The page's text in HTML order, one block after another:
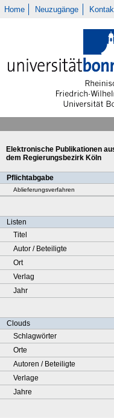
Home Neuzugänge
Elektronische Publikationen
dem Regierungsbezirk Köln
Pflichtabgabe
Ablieferungsverfahren
Listen
Titel
Autor / Beteiligte
Ort
Verlag
Jahr
Clouds
Schlagwörter
Orte
Autoren / Beteiligte
Verlage
Jahre